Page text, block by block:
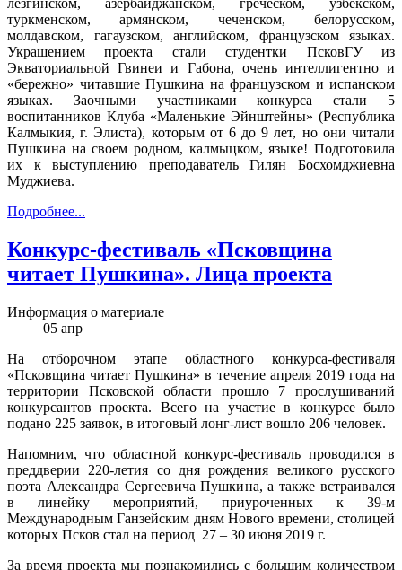
лезгинском, азербайджанском, греческом, узбекском,
туркменском, армянском, чеченском, белорусском,
молдавском, гагаузском, английском, французском языках.
Украшением проекта стали студентки ПсковГУ из
Экваториальной Гвинеи и Габона, очень интеллигентно и
«бережно» читавшие Пушкина на французском и испанском
языках. Заочными участниками конкурса стали 5
воспитанников Клуба «Маленькие Эйнштейны» (Республика
Калмыкия, г. Элиста), которым от 6 до 9 лет, но они читали
Пушкина на своем родном, калмыцком, языке! Подготовила
их к выступлению преподаватель Гилян Босхомджиевна
Муджиева.
Подробнее...
Конкурс-фестиваль «Псковщина
читает Пушкина». Лица проекта
Информация о материале
05 апр
На отборочном этапе областного конкурса-фестиваля
«Псковщина читает Пушкина» в течение апреля 2019 года на
территории Псковской области прошло 7 прослушиваний
конкурсантов проекта. Всего на участие в конкурсе было
подано 225 заявок, в итоговый лонг-лист вошло 206 человек.
Напомним, что областной конкурс-фестиваль проводился в
преддверии 220-летия со дня рождения великого русского
поэта Александра Сергеевича Пушкина, а также встраивался
в линейку мероприятий, приуроченных к 39-м
Международным Ганзейским дням Нового времени, столицей
которых Псков стал на период 27 – 30 июня 2019 г.
За время проекта мы познакомились с большим количеством